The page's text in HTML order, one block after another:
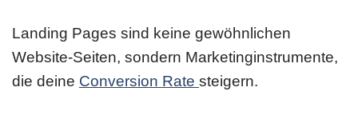
Landing Pages sind keine gewöhnlichen
Website-Seiten, sondern Marketinginstrumente,
die deine Conversion Rate steigern.